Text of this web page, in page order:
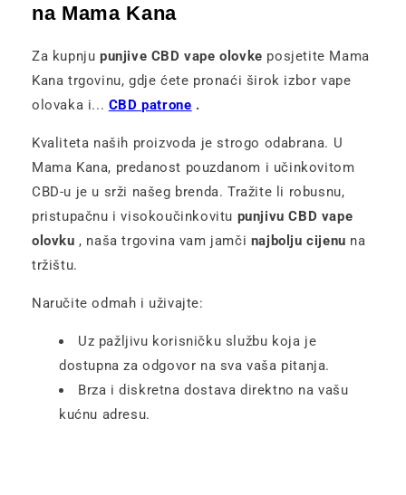
na Mama Kana
Za kupnju punjive CBD vape olovke posjetite Mama
Kana trgovinu, gdje ćete pronaći širok izbor vape
olovaka i... CBD patrone .
Kvaliteta naših proizvoda je strogo odabrana. U
Mama Kana, predanost pouzdanom i učinkovitom
CBD-u je u srži našeg brenda. Tražite li robusnu,
pristupačnu i visokoučinkovitu punjivu CBD vape
olovku , naša trgovina vam jamči najbolju cijenu na
tržištu.
Naručite odmah i uživajte:
Uz pažljivu korisničku službu koja je
dostupna za odgovor na sva vaša pitanja.
Brza i diskretna dostava direktno na vašu
kućnu adresu.